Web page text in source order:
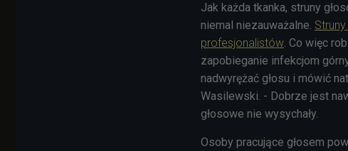
Jak każda tkanka, struny
niemal niezauważalne.
profesjonalistów. Co więc
zapobieganie infekcjom
nadwyrężać głosu i mówić
Wasilewski. - Dobrze jest
głosowe nie wysychały.
Osoby pracujące głosem